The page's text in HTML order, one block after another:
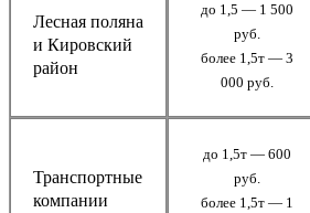
Лесная поляна
и Кировский
район
до 1,5 — 1 500
руб.
более 1,5т — 3
000 руб.
Транспортные
компании
до 1,5т — 600
руб.
более 1,5т — 1